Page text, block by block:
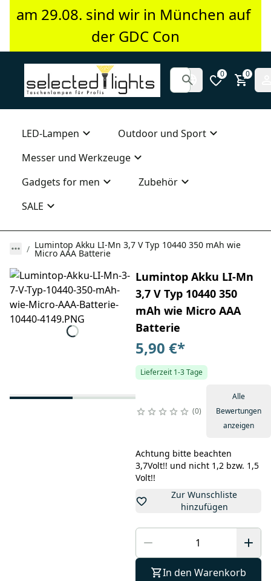
am 29.08. sind wir in München auf
der GDC Con
0 0
LED-Lampen
Outdoor und Sport
Messer und Werkzeuge
Gadgets for men
Zubehör
SALE
Lumintop Akku LI-Mn 3,7 V Typ 10440 350 mAh wie
Micro AAA Batterie
Lumintop Akku LI-Mn
3,7 V Typ 10440 350
mAh wie Micro AAA
Batterie
5,90 €*
Lieferzeit 1-3 Tage
0
Alle
Bewertungen
anzeigen
Achtung bitte beachten
3,7Volt!! und nicht 1,2 bzw. 1,5
Volt!!
Zur Wunschliste
hinzufügen
In den Warenkorb